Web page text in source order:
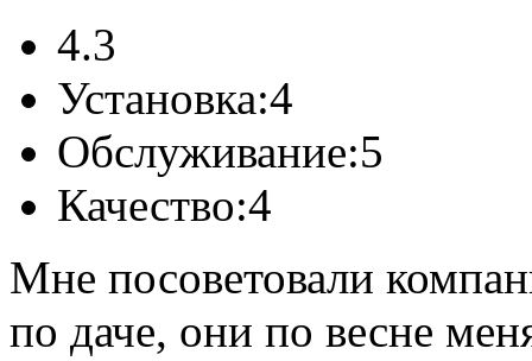
4.3
Установка:4
Обслуживание:5
Качество:4
Мне посоветовали
по даче, они по весне